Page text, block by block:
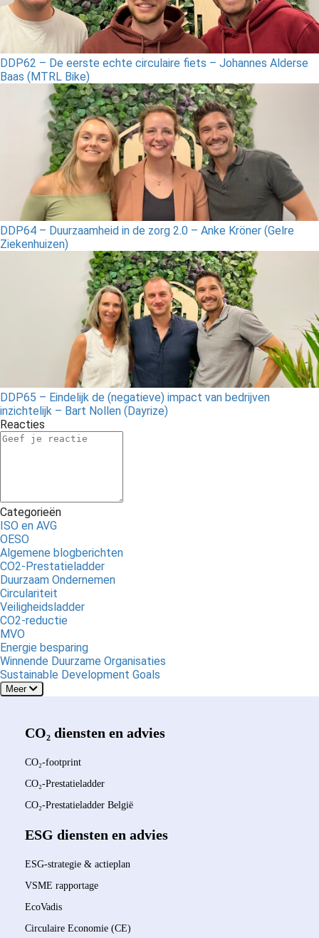
DDP62 – De eerste echte circulaire fiets – Johannes Alderse
Baas (MTRL Bike)
DDP64 – Duurzaamheid in de zorg 2.0 – Anke Kröner (Gelre
Ziekenhuizen)
DDP65 – Eindelijk de (negatieve) impact van bedrijven
inzichtelijk – Bart Nollen (Dayrize)
Reacties
Categorieën
ISO en AVG
OESO
Algemene blogberichten
CO2-Prestatieladder
Duurzaam Ondernemen
Circulariteit
Veiligheidsladder
CO2-reductie
MVO
Energie besparing
Winnende Duurzame Organisaties
Sustainable Development Goals
Meer
CO₂ diensten en advies
CO₂-footprint
CO₂-Prestatieladder
CO₂-Prestatieladder België
ESG diensten en advies
ESG-strategie & actieplan
VSME rapportage
EcoVadis
Circulaire Economie (CE)